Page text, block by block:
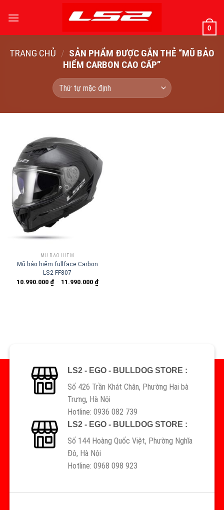
qua
0
TRANG CHỦ / SẢN PHẨM ĐƯỢC GẮN THẺ “MŨ BẢO
HIỂM CARBON CAO CẤP”
MŨ BẢO HIỂM
Mũ bảo hiểm fullface Carbon
LS2 FF807
10.990.000 ₫– 11.990.000 ₫
LS2 - EGO - BULLDOG STORE :
Số 426 Trần Khát Chân, Phường Hai bà
Trưng, Hà Nội
Hotline: 0936 082 739
LS2 - EGO - BULLDOG STORE :
Số 144 Hoàng Quốc Việt, Phường Nghĩa
Đô, Hà Nội
Hotline: 0968 098 923